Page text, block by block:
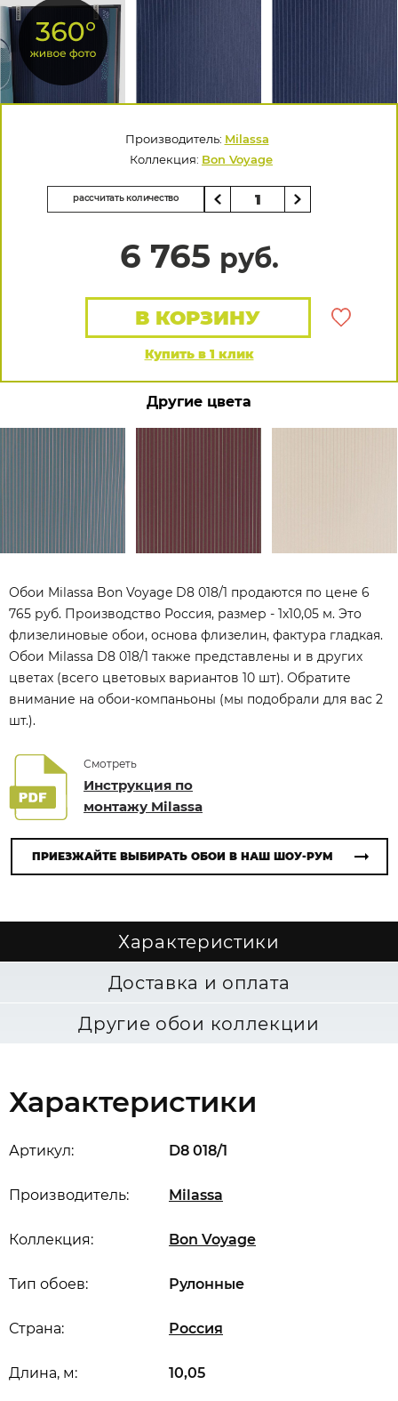
Производитель: Milassa
Коллекция: Bon Voyage
рассчитать количество
6 765 руб.
Купить в 1 клик
В КОРЗИНУ
Другие цвета
Обои Milassa Bon Voyage D8 018/1 продаются по цене 6
765 руб. Производство Россия, размер - 1x10,05 м. Это
флизелиновые обои, основа флизелин, фактура гладкая.
Обои Milassa D8 018/1 также представлены и в других
цветах (всего цветовых вариантов 10 шт). Обратите
внимание на обои-компаньоны (мы подобрали для вас 2
шт.).
Смотреть
Инструкция по
монтажу Milassa
ПРИЕЗЖАЙТЕ ВЫБИРАТЬ ОБОИ В НАШ ШОУ-РУМ
Характеристики
Доставка и оплата
Другие обои коллекции
Характеристики
Артикул: D8 018/1
Производитель: Milassa
Коллекция: Bon Voyage
Длина, м: 10,05
Страна: Россия
Тип обоев: Рулонные